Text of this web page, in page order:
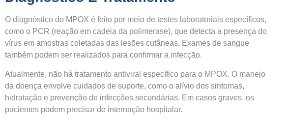
O diagnóstico do MPOX é feito por meio de testes laboratoriais específicos,
como o PCR (reação em cadeia da polimerase), que detecta a presença do
vírus em amostras coletadas das lesões cutâneas. Exames de sangue
também podem ser realizados para confirmar a infecção.
Atualmente, não há tratamento antiviral específico para o MPOX. O manejo
da doença envolve cuidados de suporte, como o alívio dos sintomas,
hidratação e prevenção de infecções secundárias. Em casos graves, os
pacientes podem precisar de internação hospitalar.